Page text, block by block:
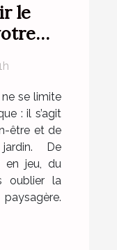
le
ne se limite
: il s’agit
être et de
De
en jeu, du
oublier la